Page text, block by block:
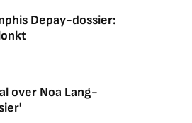
deal
€ 89,00
Depay-dossier:
over Noa Lang-